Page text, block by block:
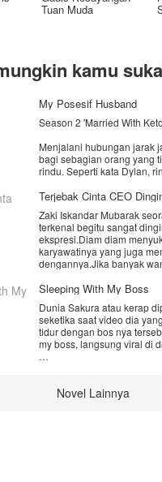
Tuan Muda
kamu
My Posesif Husband
Season 2 'Married With
Menjalani hubungan jarak
bagi sebagian orang yang
rindu. Seperti kata Dylan,
Begitu juga yang sedang
terbang tinggi kemudian
sebuah kenyataan.
dari mereka harus
terpisah? masih samakah
Jawabannya ada di kisah
ya gaes 😘
Terjebak Cinta CEO
Zaki Iskandar Mubarak
terkenal begitu sangat
ekspresi.Diam diam
karyawatinya yang juga
dengannya.Jika banyak
Wicaksono yang
Hal ini membuat Zaki
itu.Bagaimana kisah cinta
Sleeping With My Boss
Dunia Sakura atau kerap
seketika saat video dia
tidur dengan bos nya
my boss, langsung viral di
Mungkinkah ada
Novel Lainnya